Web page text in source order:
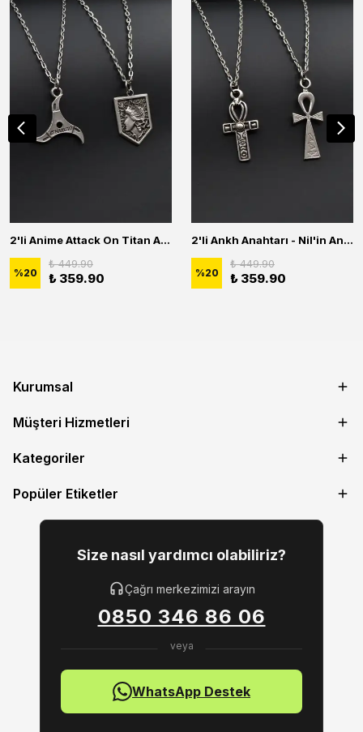
2'li Anime Attack On Titan Acrylic Maria Anime Naruto Erkek Kadın Kolye Seti
%20
₺ 449.90
₺ 359.90
2'li Ankh Anahtarı - Nil'in Anahtarı Erkek Kadın Kolye Seti
%20
₺ 449.90
₺ 359.90
Kurumsal
Müşteri Hizmetleri
Kategoriler
Popüler Etiketler
Size nasıl yardımcı olabiliriz?
Çağrı merkezimizi arayın
0850 346 86 06
WhatsApp Destek